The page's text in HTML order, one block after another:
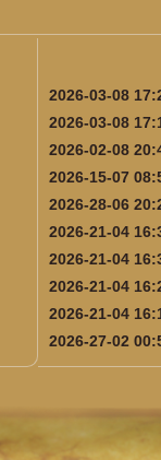
2026-03-08
2026-03-08
2026-02-08
2026-15-07
2026-28-06
2026-21-04
2026-21-04
2026-21-04
2026-21-04
2026-27-02